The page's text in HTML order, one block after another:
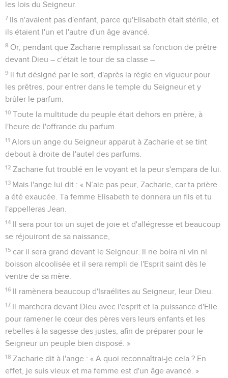
les lois du Seigneur.
7 Ils n'avaient pas d'enfant, parce qu'Elisabeth était stérile, et
ils étaient l'un et l'autre d'un âge avancé.
8 Or, pendant que Zacharie remplissait sa fonction de prêtre
devant Dieu – c'était le tour de sa classe –
9 il fut désigné par le sort, d'après la règle en vigueur pour
les prêtres, pour entrer dans le temple du Seigneur et y
brûler le parfum.
10 Toute la multitude du peuple était dehors en prière, à
l'heure de l'offrande du parfum.
11 Alors un ange du Seigneur apparut à Zacharie et se tint
debout à droite de l'autel des parfums.
12 Zacharie fut troublé en le voyant et la peur s'empara de lui.
13 Mais l'ange lui dit : « N’aie pas peur, Zacharie, car ta prière
a été exaucée. Ta femme Elisabeth te donnera un fils et tu
l'appelleras Jean.
14 Il sera pour toi un sujet de joie et d'allégresse et beaucoup
se réjouiront de sa naissance,
15 car il sera grand devant le Seigneur. Il ne boira ni vin ni
boisson alcoolisée et il sera rempli de l'Esprit saint dès le
ventre de sa mère.
16 Il ramènera beaucoup d'Israélites au Seigneur, leur Dieu.
17 Il marchera devant Dieu avec l'esprit et la puissance d'Elie
pour ramener le cœur des pères vers leurs enfants et les
rebelles à la sagesse des justes, afin de préparer pour le
Seigneur un peuple bien disposé. »
18 Zacharie dit à l'ange : « A quoi reconnaîtrai-je cela ? En
effet, je suis vieux et ma femme est d'un âge avancé. »